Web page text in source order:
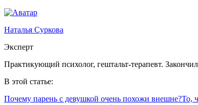
Наталья Суркова
Эксперт
Практикующий психолог, гештальт-терапевт.
В этой статье:
Почему парень с девушкой очень похожи внешне?То,